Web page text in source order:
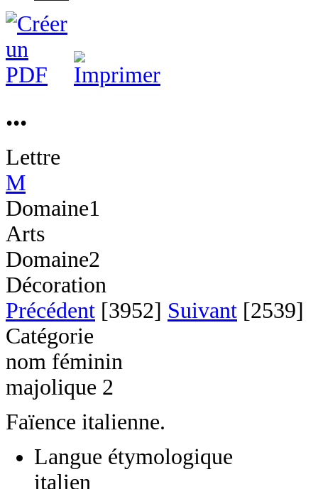
...
Lettre
M
Domaine1
Arts
Domaine2
Décoration
Précédent [3952] Suivant [2539]
Catégorie
nom féminin
majolique 2
Faïence italienne.
Langue étymologique
italien